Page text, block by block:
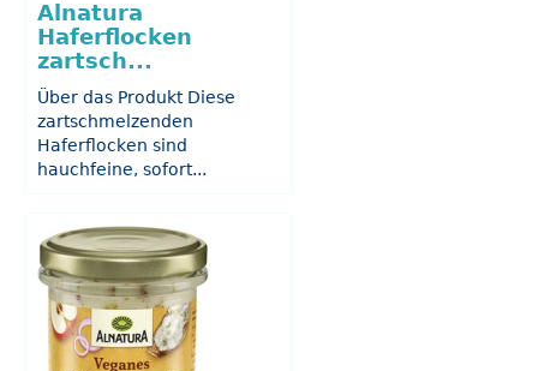
Alnatura
Haferflocken
zartsch...
Über das Produkt Diese
zartschmelzenden
Haferflocken sind
hauchfeine, sofort...